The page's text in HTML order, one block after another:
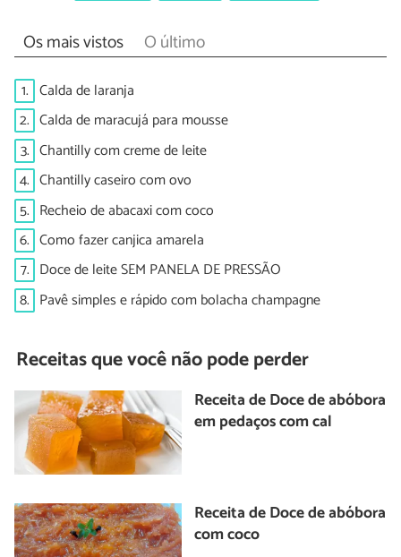
Os mais vistos O último
1. Calda de laranja
2. Calda de maracujá para mousse
3. Chantilly com creme de leite
4. Chantilly caseiro com ovo
5. Recheio de abacaxi com coco
6. Como fazer canjica amarela
7. Doce de leite SEM PANELA DE PRESSÃO
8. Pavê simples e rápido com bolacha champagne
Receitas que você não pode perder
Receita de Doce de abóbora
em pedaços com cal
Receita de Doce de abóbora
com coco